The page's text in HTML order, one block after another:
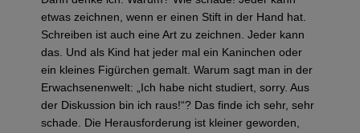
etwas zeichnen, wenn er einen Stift in der Hand hat.
Schreiben ist auch eine Art zu zeichnen. Jeder kann
das. Und als Kind hat jeder mal ein Kaninchen oder
ein kleines Figürchen gemalt. Warum sagt man in der
Erwachsenenwelt: „Ich habe nicht studiert, sorry. Aus
der Diskussion bin ich raus!“? Das finde ich sehr, sehr
schade. Die Herausforderung ist kleiner geworden,